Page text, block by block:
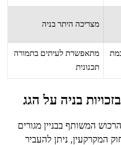
מצריכה היתר בניה
מתאפשרת לעיתים בתמורה
תכנונית
בניה על הגג
המשותף בבניין מגורים
על פי סעיף 62 לחוק המקרקעין, ניתן להעביר